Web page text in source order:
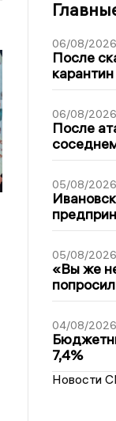
06/08/2026
После
06/08/2026
После
05/08/
05/08/2026
«Вы же
04/08/2026
7,4%
Новости